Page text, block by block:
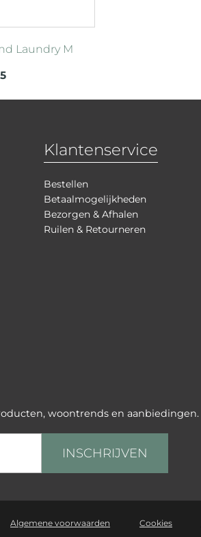
Laundry M
Klantenservice
Bestellen
Betaalmogelijkheden
Bezorgen & Afhalen
Ruilen & Retourneren
woontrends en aanbiedingen.
INSCHRIJVEN
Algemene voorwaarden Cookies